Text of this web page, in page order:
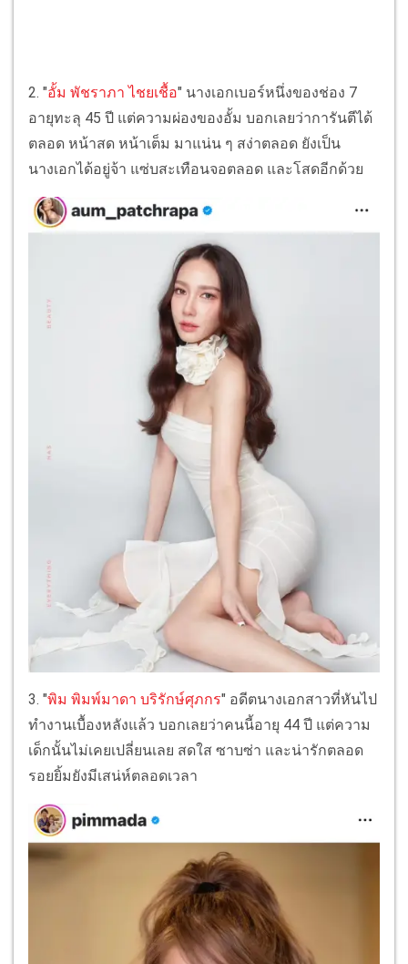
2. "อั้ม พัชราภา ไชยเชื้อ" นางเอกเบอร์หนึ่งของช่อง 7
อายุทะลุ 45 ปี แต่ความผ่องของอั้ม บอกเลยว่าการันตีได้
ตลอด หน้าสด หน้าเต็ม มาแน่น ๆ สง่าตลอด ยังเป็น
นางเอกได้อยู่จ้า แซ่บสะเทือนจอตลอด และโสดอีกด้วย
3. "พิม พิมพ์มาดา บริรักษ์ศุภกร" อดีตนางเอกสาวที่หันไป
ทำงานเบื้องหลังแล้ว บอกเลยว่าคนนี้อายุ 44 ปี แต่ความ
เด็กนั้นไม่เคยเปลี่ยนเลย สดใส ซาบซ่า และน่ารักตลอด
รอยยิ้มยังมีเสน่ห์ตลอดเวลา